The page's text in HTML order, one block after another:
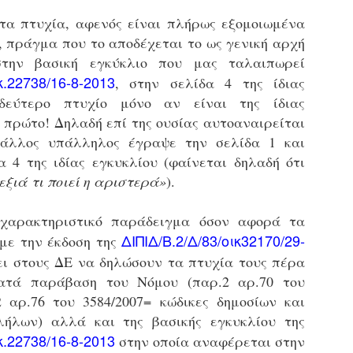
πτυχία, αφενός είναι πλήρως εξομοιωμένα
που το αποδέχεται το ως γενική αρχή
βασική εγκύκλιο που μας ταλαιπωρεί
16-8-2013, στην σελίδα 4 της ίδιας
πτυχίο μόνο αν είναι της ίδιας
Δηλαδή επί της ουσίας αυτοαναιρείται
άλλος υπάλληλος έγραψε την σελίδα 1 και
4 της ιδίας εγκυκλίου (φαίνεται δηλαδή ότι
τι ποιεί η αριστερά»).
παράδειγμα όσον αφορά τα
την έκδοση της ΔΙΠΙΔ/Β.2/Δ/83/οικ32170/29-
στους ΔΕ να δηλώσουν τα πτυχία τους πέρα
παράβαση του Νόμου (παρ.2 αρ.70 του
του 3584/2007= κώδικες δημοσίων και
αλλά και της βασικής εγκυκλίου της
16-8-2013 στην οποία αναφέρεται στην
Ν. 4830/2021.
έντονα στην παρουσία των
ελεγκτών, με αποτέλεσμα να
δημιουργηθεί ένταση στο
σημείο.
Δεκαεπτά εγκαταλελειμμένα οχήματα
μέσα σε τρεις μήνες από τους δρόμους.
σταθερά βήματα και προσήλωση στο όραμα για μια πόλη
ανθρώπινη, λειτουργική και δίκαιη, ο Δήμος Σερρών
την υλοποίηση του Σχεδίου Βιώσιμης Αστικής
(ΣΒΑΚ).
8
Δημοτική Αστυνομία Σερρών : Αυτόφορη διαδικασία
και Διοικητικό πρόστιμο 3.000€ σε πολίτη για
παράνομες κοπές δέντρων στην περιοχή Καλλιθέα
Αστυνομία και Τμήμα Πρασίνου του Δήμου Σερρών
από καταγγελία εντόπισαν άνδρα να κόβει παράνομα
αποφασιστικότητα και άμεσα αντανακλαστικά
οι υπηρεσίες του Δήμου Σερρών, βάζοντας
σε περιστατικό καταστροφής αστικού πρασίνου.
την Τρίτη 7 Απριλίου 2026, μετά από αξιοποίηση
καταγγελίας, πραγματοποιήθηκε συντονισμένη
από το Τμήμα Δημοτικής Αστυνομίας σε συνεργασία
το Τμήμα Πρασίνου του Δήμου Σερρών.
Εγκύκλιος ΥΠ.ΕΣ. με θέμα: «Παροχή οδηγιών
αναφορικά με το πρόγραμμα εισαγωγικής
εκπαίδευσης των διορισθέντος Δημοτικών
Αστυνομικών της προκήρυξης 1K/2024» - Στα